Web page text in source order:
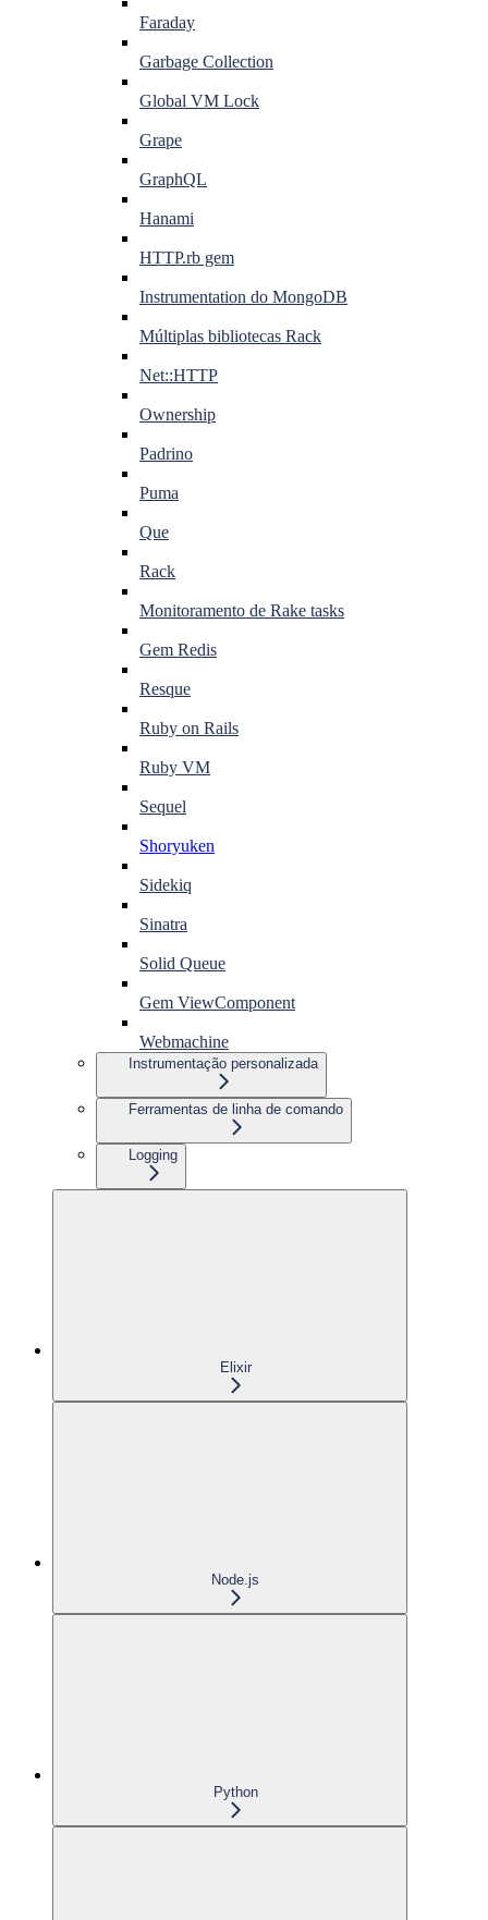
Faraday
Garbage Collection
Global VM Lock
Grape
GraphQL
Hanami
HTTP.rb gem
Instrumentation do MongoDB
Múltiplas bibliotecas Rack
Net::HTTP
Ownership
Padrino
Puma
Que
Rack
Monitoramento de Rake tasks
Gem Redis
Resque
Ruby on Rails
Ruby VM
Sequel
Shoryuken
Sidekiq
Sinatra
Solid Queue
Gem ViewComponent
Webmachine
Instrumentação personalizada
Ferramentas de linha de comando
Logging
Elixir
Node.js
Python